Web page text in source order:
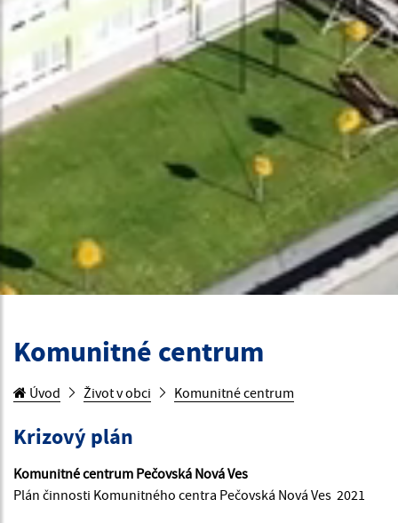
Komunitné centrum
Úvod Život v obci Komunitné centrum
Krizový plán
Komunitné centrum Pečovská Nová Ves
Plán činnosti Komunitného centra Pečovská Nová Ves 2021